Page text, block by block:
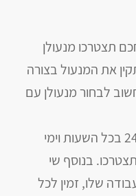
תצטרכו מנעולן
את המנעול בצורה
לבחור מנעולן עם
שי המנעולן בקרית אונו זמין 24/7 בכל השעות וימי
בנוסף שי
שלו, זמין לכל